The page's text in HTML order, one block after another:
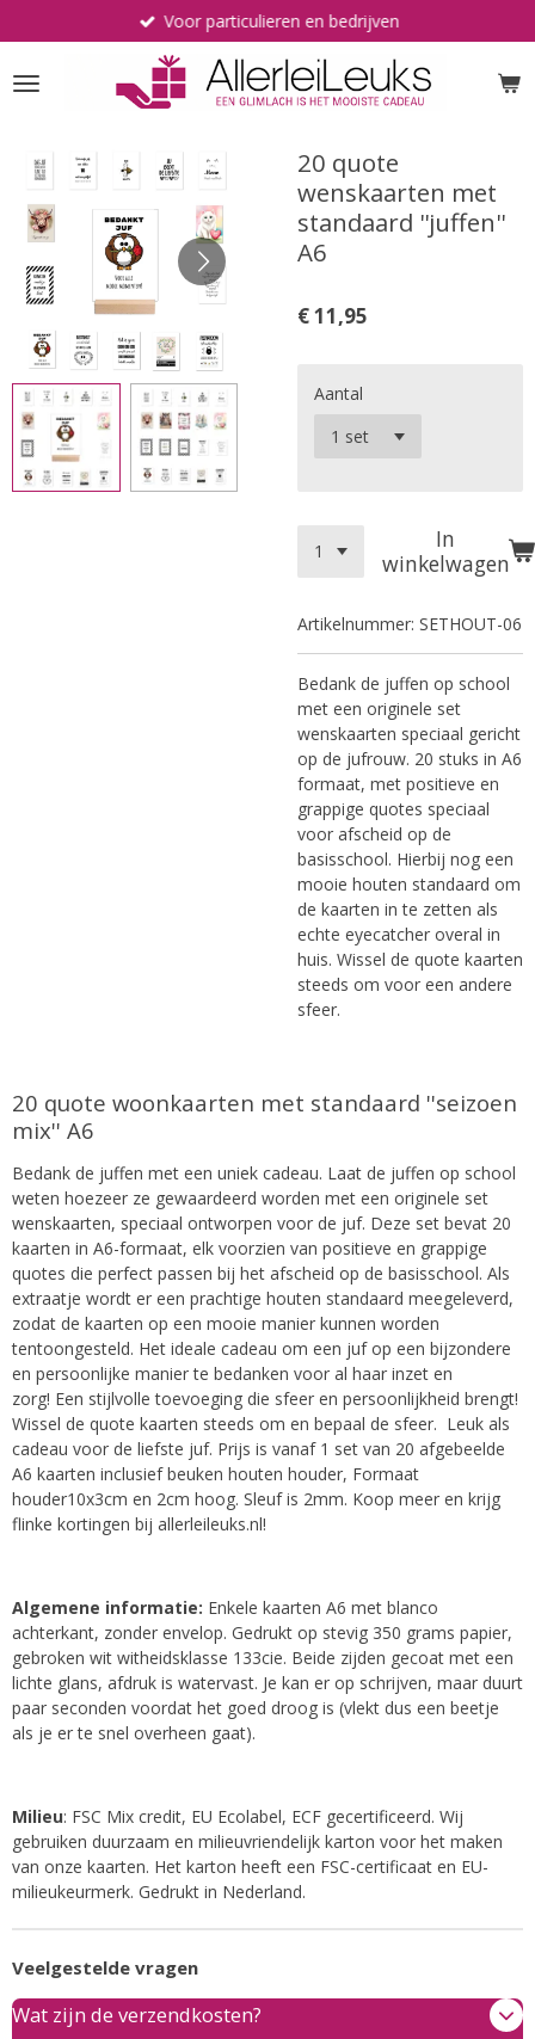
direct
naar
de
Voor particulieren en bedrijven
20 quote
wenskaarten met
standaard ''juffen''
A6
€ 11,95
Aantal
In
winkelwagen
Artikelnummer: SETHOUT-06
Bedank de juffen op school
met een originele set
wenskaarten speciaal gericht
op de jufrouw. 20 stuks in A6
formaat, met positieve en
grappige quotes speciaal
voor afscheid op de
basisschool. Hierbij nog een
mooie houten standaard om
de kaarten in te zetten als
echte eyecatcher overal in
huis. Wissel de quote kaarten
steeds om voor een andere
sfeer.
20 quote woonkaarten met standaard ''seizoen
mix'' A6
Bedank de juffen met een uniek cadeau. Laat de juffen op school
weten hoezeer ze gewaardeerd worden met een originele set
wenskaarten, speciaal ontworpen voor de juf. Deze set bevat 20
kaarten in A6-formaat, elk voorzien van positieve en grappige
quotes die perfect passen bij het afscheid op de basisschool. Als
extraatje wordt er een prachtige houten standaard meegeleverd,
zodat de kaarten op een mooie manier kunnen worden
tentoongesteld. Het ideale cadeau om een juf op een bijzondere
en persoonlijke manier te bedanken voor al haar inzet en
zorg! Een stijlvolle toevoeging die sfeer en persoonlijkheid brengt!
Wissel de quote kaarten steeds om en bepaal de sfeer. Leuk als
cadeau voor de liefste juf. Prijs is vanaf 1 set van 20 afgebeelde
A6 kaarten inclusief beuken houten houder, Formaat
houder10x3cm en 2cm hoog. Sleuf is 2mm. Koop meer en krijg
flinke kortingen bij allerleileuks.nl!
Algemene informatie: Enkele kaarten A6 met blanco
achterkant, zonder envelop. Gedrukt op stevig 350 grams papier,
gebroken wit witheidsklasse 133cie. Beide zijden gecoat met een
lichte glans, afdruk is watervast. Je kan er op schrijven, maar duurt
paar seconden voordat het goed droog is (vlekt dus een beetje
als je er te snel overheen gaat).
Milieu: FSC Mix credit, EU Ecolabel, ECF gecertificeerd. Wij
gebruiken duurzaam en milieuvriendelijk karton voor het maken
van onze kaarten. Het karton heeft een FSC-certificaat en EU-
milieukeurmerk. Gedrukt in Nederland.
Veelgestelde vragen
Wat zijn de verzendkosten?